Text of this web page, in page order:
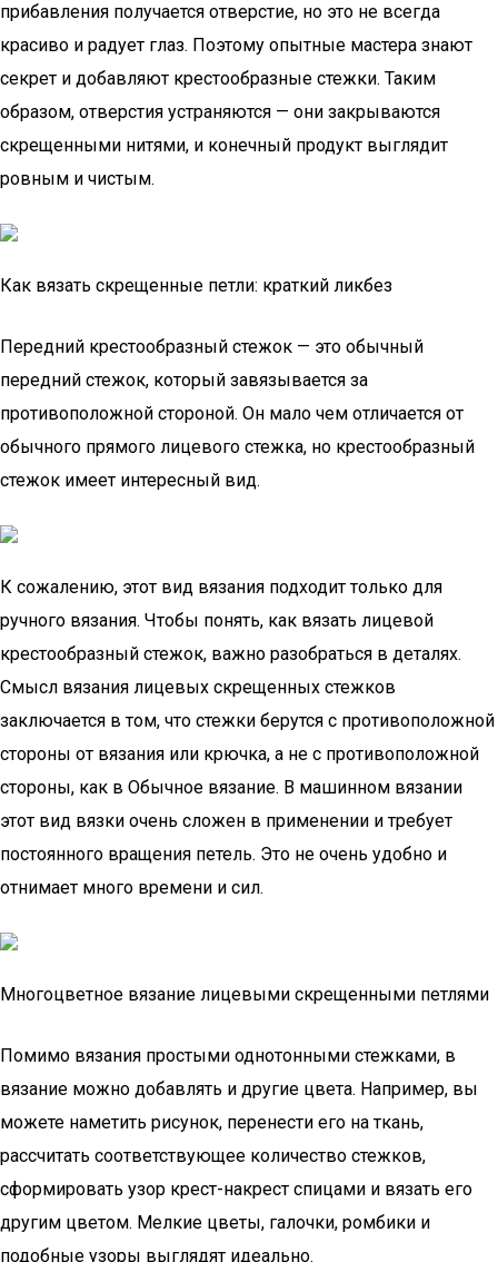
прибавления получается отверстие, но это не всегда
красиво и радует глаз. Поэтому опытные мастера знают
секрет и добавляют крестообразные стежки. Таким
образом, отверстия устраняются — они закрываются
скрещенными нитями, и конечный продукт выглядит
ровным и чистым.
Как вязать скрещенные петли: краткий ликбез
Передний крестообразный стежок — это обычный
передний стежок, который завязывается за
противоположной стороной. Он мало чем отличается от
обычного прямого лицевого стежка, но крестообразный
стежок имеет интересный вид.
К сожалению, этот вид вязания подходит только для
ручного вязания. Чтобы понять, как вязать лицевой
крестообразный стежок, важно разобраться в деталях.
Смысл вязания лицевых скрещенных стежков
заключается в том, что стежки берутся с противоположной
стороны от вязания или крючка, а не с противоположной
стороны, как в Обычное вязание. В машинном вязании
этот вид вязки очень сложен в применении и требует
постоянного вращения петель. Это не очень удобно и
отнимает много времени и сил.
Многоцветное вязание лицевыми скрещенными петлями
Помимо вязания простыми однотонными стежками, в
вязание можно добавлять и другие цвета. Например, вы
можете наметить рисунок, перенести его на ткань,
рассчитать соответствующее количество стежков,
сформировать узор крест-накрест спицами и вязать его
другим цветом. Мелкие цветы, галочки, ромбики и
подобные узоры выглядят идеально.